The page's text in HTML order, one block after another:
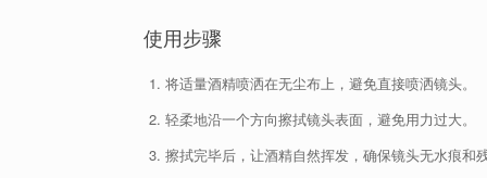
使用步骤
将适量酒精喷洒在无尘布上，避免直接喷洒镜头。
轻柔地沿一个方向擦拭镜头表面，避免用力过大。
擦拭完毕后，让酒精自然挥发，确保镜头无水痕和